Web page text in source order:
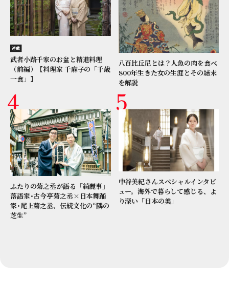
連載
武者小路千家のお盆と精進料理
（前編）【料理家 千麻子の「千歳
一食」】
八百比丘尼とは？人魚の肉を食べ
800年生きた女の生涯とその結末
を解説
ふたりの菊之丞が語る「綺麗事」
落語家･古今亭菊之丞×日本舞踊
家･尾上菊之丞、伝統文化の“隣の
芝生”
中谷美紀さんスペシャルインタビ
ュー。海外で暮らして感じる、よ
り深い「日本の美」